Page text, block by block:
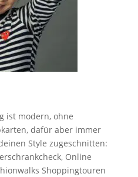
ist modern, ohne
dafür aber immer
Style zugeschnitten:
Online
Shoppingtouren